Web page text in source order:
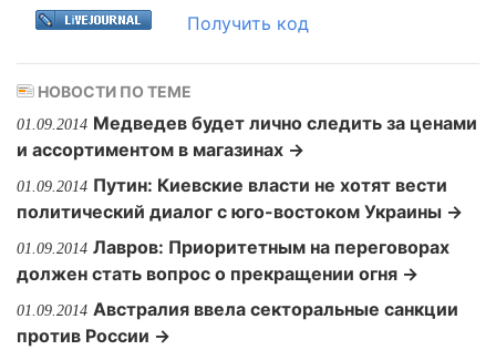
Получить код
НОВОСТИ ПО ТЕМЕ
01.09.2014 Медведев будет лично следить за ценами
и ассортиментом в магазинах →
01.09.2014 Путин: Киевские власти не хотят вести
политический диалог с юго-востоком Украины →
01.09.2014 Лавров: Приоритетным на переговорах
должен стать вопрос о прекращении огня →
01.09.2014 Австралия ввела секторальные санкции
против России →